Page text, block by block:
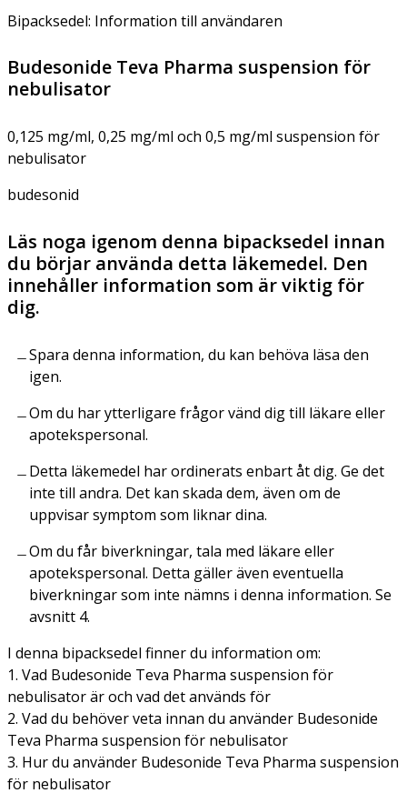
Bipacksedel: Information till användaren
Budesonide Teva Pharma suspension för
nebulisator
0,125 mg/ml, 0,25 mg/ml och 0,5 mg/ml suspension för
nebulisator
budesonid
Läs noga igenom denna bipacksedel innan
du börjar använda detta läkemedel. Den
innehåller information som är viktig för
dig.
Spara denna information, du kan behöva läsa den
igen.
Om du har ytterligare frågor vänd dig till läkare eller
apotekspersonal.
Detta läkemedel har ordinerats enbart åt dig. Ge det
inte till andra. Det kan skada dem, även om de
uppvisar symptom som liknar dina.
Om du får biverkningar, tala med läkare eller
apotekspersonal. Detta gäller även eventuella
biverkningar som inte nämns i denna information. Se
avsnitt 4.
I denna bipacksedel finner du information om:
1. Vad Budesonide Teva Pharma suspension för
nebulisator är och vad det används för
2. Vad du behöver veta innan du använder Budesonide
Teva Pharma suspension för nebulisator
3. Hur du använder Budesonide Teva Pharma suspension
för nebulisator